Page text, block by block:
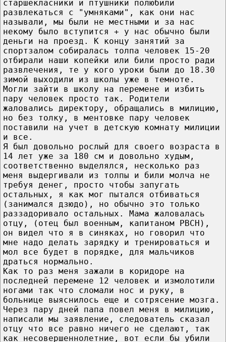
старшекласники и птушники полюбили
развлекаться с "умняками", как они нас
называли, мы были не местными и за нас
некому было вступится + у нас обычно были
деньги на проезд. К концу занятий за
спортзалом собиралась толпа человек 15-20
отбирали наши копейки или били просто ради
развлечения, те у кого уроки были до 18.30
зимой выходили из школы уже в темноте.
Могли зайти в школу на перемене и избить
пару человек просто так. Родители
жаловались директору, обращались в милицию,
но без толку, в ментовке пару человек
поставили на учет в детскую комнату милиции
и все.
Я был довольно рослый для своего возраста в
14 лет уже за 180 см и довольно худым,
соответственно выделялся, несколько раз
меня выдергивали из толпы и били молча не
требуя денег, просто чтобы запугать
остальных, я как мог пытался отбиваться
(занимался дзюдо), но обычно это только
раззадоривало остальных. Мама жаловалась
отцу, (отец был военным, капитаном РВСН),
он видел что я в синяках, но говорил что
мне надо делать зарядку и тренироваться и
мол все будет в порядке, для мальчиков
драться нормально.
Как то раз меня зажали в коридоре на
последней перемене 12 человек и измолотили
ногами так что сломали нос и руку, в
больнице выяснилось еще и сотрясение мозга.
Через пару дней папа повел меня в милицию,
написали мы заявление, следователь сказал
отцу что все равно ничего не сделают, так
как несовершеннолетние, вот если бы убили